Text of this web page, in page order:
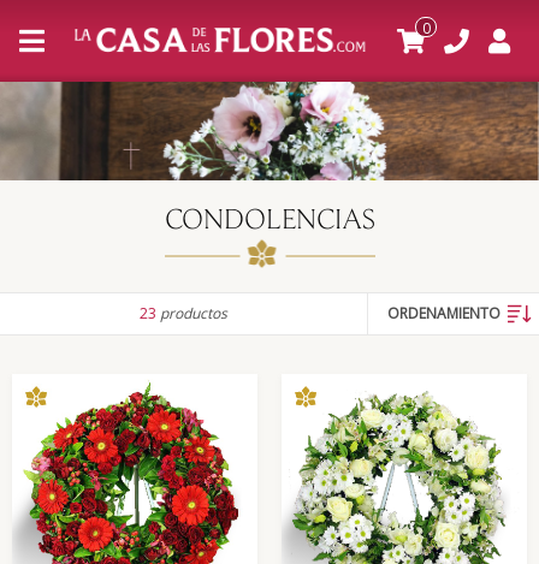
0
CONDOLENCIAS
23 productos ORDENAMIENTO